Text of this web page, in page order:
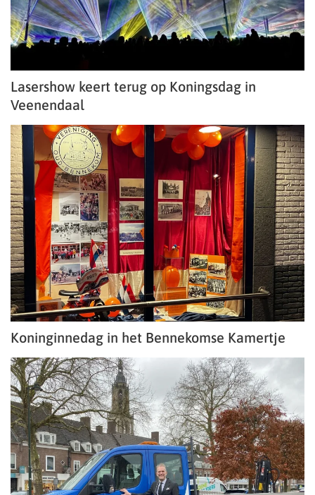
Lasershow keert terug op Koningsdag in
Veenendaal
Koninginnedag in het Bennekomse Kamertje